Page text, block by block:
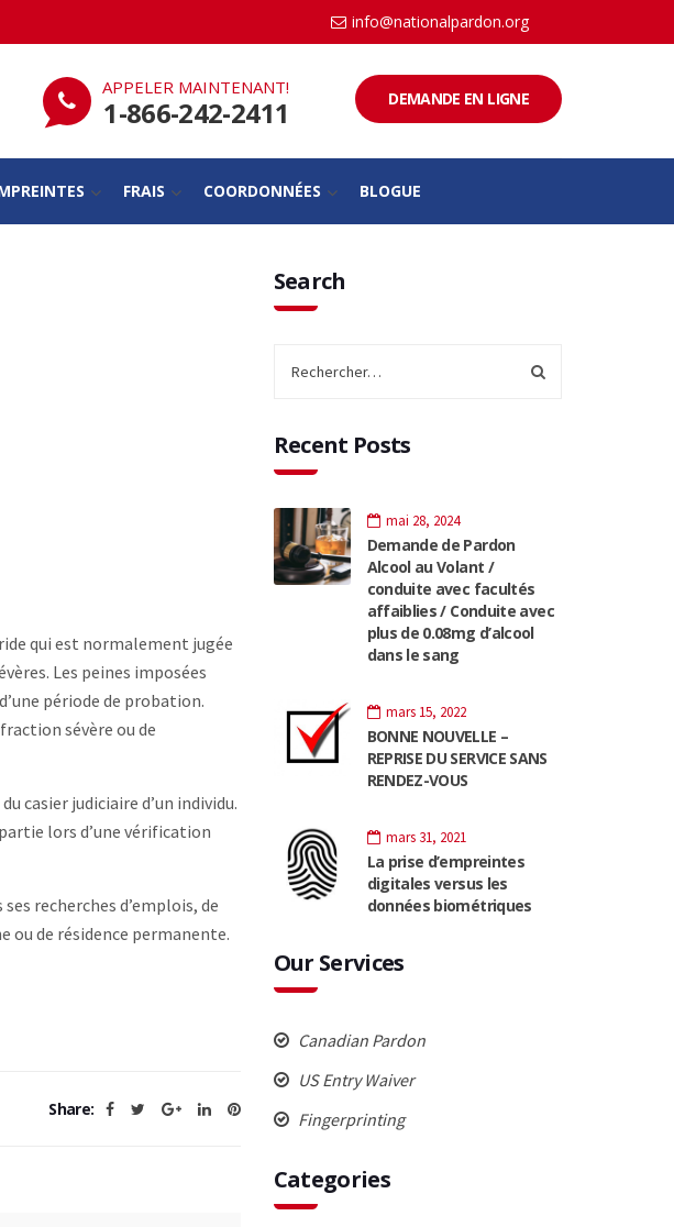
info@nationalpardon.org
APPELER MAINTENANT!
1-866-242-2411 DEMANDE EN LIGNE
FRAIS COORDONNÉES BLOGUE
qui est normalement jugée
Les peines imposées
période de probation.
sévère ou de
casier judiciaire d’un individu.
lors d’une vérification
recherches d’emplois, de
ou de résidence permanente.
Share:
Search
Recent Posts
mai 28, 2024
Demande de Pardon
Alcool au Volant /
conduite avec facultés
affaiblies / Conduite avec
plus de 0.08mg d’alcool
dans le sang
mars 15, 2022
BONNE NOUVELLE –
REPRISE DU SERVICE SANS
RENDEZ-VOUS
mars 31, 2021
La prise d’empreintes
digitales versus les
données biométriques
Our Services
Canadian Pardon
US Entry Waiver
Fingerprinting
Categories